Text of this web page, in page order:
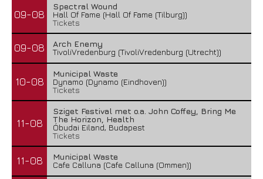
09-08
Spectral Wound
Hall Of Fame (Hall Of Fame (Tilburg))
Tickets
09-08
Arch Enemy
TivoliVredenburg (TivoliVredenburg (Utrecht))
10-08
Municipal Waste
Dynamo (Dynamo (Eindhoven))
Tickets
11-08
Sziget Festival met o.a. John Coffey, Bring Me
The Horizon, Health
Óbudai Eiland, Budapest
Tickets
11-08
Municipal Waste
Cafe Calluna (Cafe Calluna (Ommen))